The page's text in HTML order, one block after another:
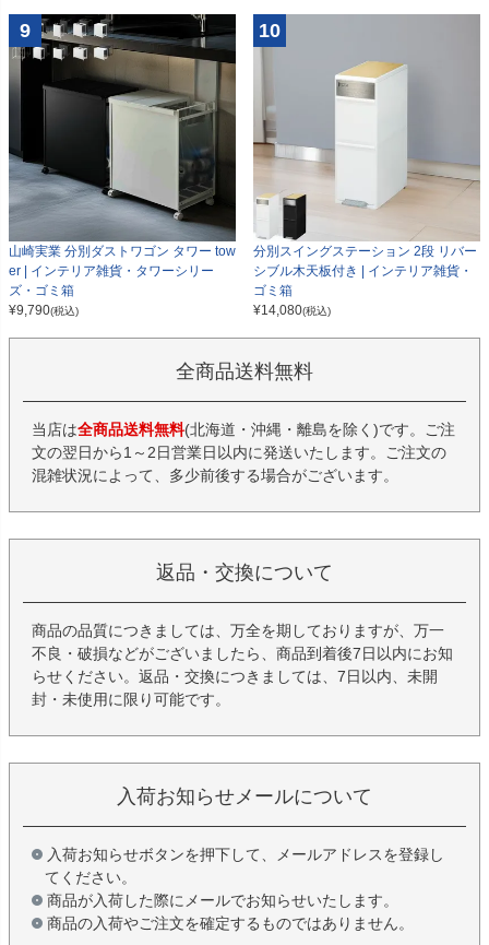
9
山崎実業 分別ダストワゴン タワー tow
er | インテリア雑貨・タワーシリー
ズ・ゴミ箱
¥9,790(税込)
10
分別スイングステーション 2段 リバー
シブル木天板付き | インテリア雑貨・
ゴミ箱
¥14,080(税込)
全商品送料無料
当店は全商品送料無料(北海道・沖縄・離島を除く)です。ご注
文の翌日から1～2日営業日以内に発送いたします。ご注文の
混雑状況によって、多少前後する場合がございます。
返品・交換について
商品の品質につきましては、万全を期しておりますが、万一
不良・破損などがございましたら、商品到着後7日以内にお知
らせください。返品・交換につきましては、7日以内、未開
封・未使用に限り可能です。
入荷お知らせメールについて
入荷お知らせボタンを押下して、メールアドレスを登録し
てください。
商品が入荷した際にメールでお知らせいたします。
商品の入荷やご注文を確定するものではありません。